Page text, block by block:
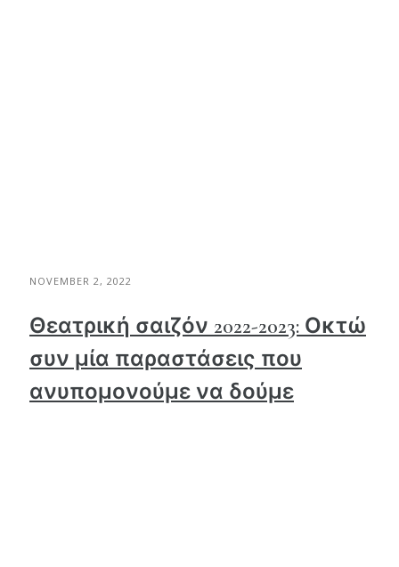
NOVEMBER 2, 2022
Θεατρική σαιζόν 2022-2023: Οκτώ
συν μία παραστάσεις που
ανυπομονούμε να δούμε